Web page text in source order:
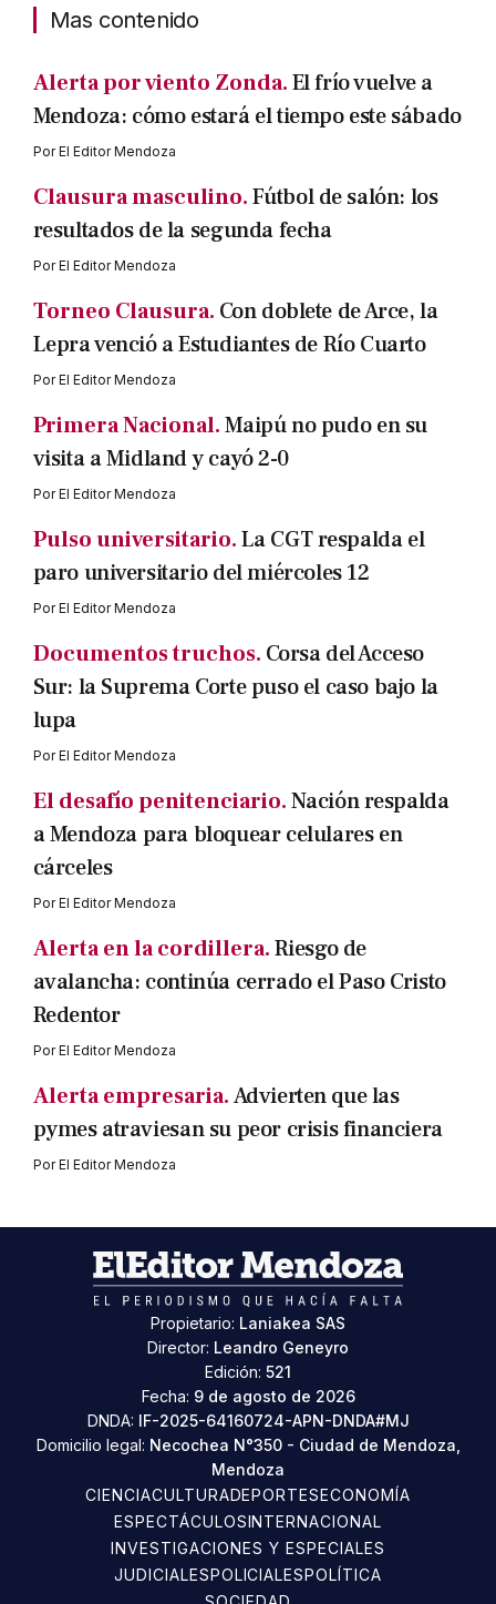
Mas contenido
Alerta por viento Zonda.El frío vuelve a
Mendoza: cómo estará el tiempo este sábado
PorEl Editor Mendoza
Clausura masculino.Fútbol de salón: los
resultados de la segunda fecha
PorEl Editor Mendoza
Torneo Clausura. Con doblete de Arce, la
Lepra venció a Estudiantes de Río Cuarto
PorEl Editor Mendoza
Primera Nacional.Maipú no pudo en su
visita a Midland y cayó 2-0
PorEl Editor Mendoza
Pulso universitario.La CGT respalda el
paro universitario del miércoles 12
PorEl Editor Mendoza
Documentos truchos. Corsa del Acceso
Sur: la Suprema Corte puso el caso bajo la
lupa
PorEl Editor Mendoza
El desafío penitenciario.Nación respalda
a Mendoza para bloquear celulares en
cárceles
PorEl Editor Mendoza
Alerta en la cordillera.Riesgo de
avalancha: continúa cerrado el Paso Cristo
Redentor
PorEl Editor Mendoza
Alerta empresaria.Advierten que las
pymes atraviesan su peor crisis financiera
PorEl Editor Mendoza
Propietario: Laniakea SAS
Director: Leandro Geneyro
Edición: 521
Fecha: 9 de agosto de 2026
DNDA: IF-2025-64160724-APN-DNDA#MJ
Domicilio legal: Necochea N°350 - Ciudad de Mendoza,
Mendoza
CIENCIACULTURADEPORTESECONOMÍA
ESPECTÁCULOSINTERNACIONAL
INVESTIGACIONES Y ESPECIALES
JUDICIALESPOLICIALESPOLÍTICA